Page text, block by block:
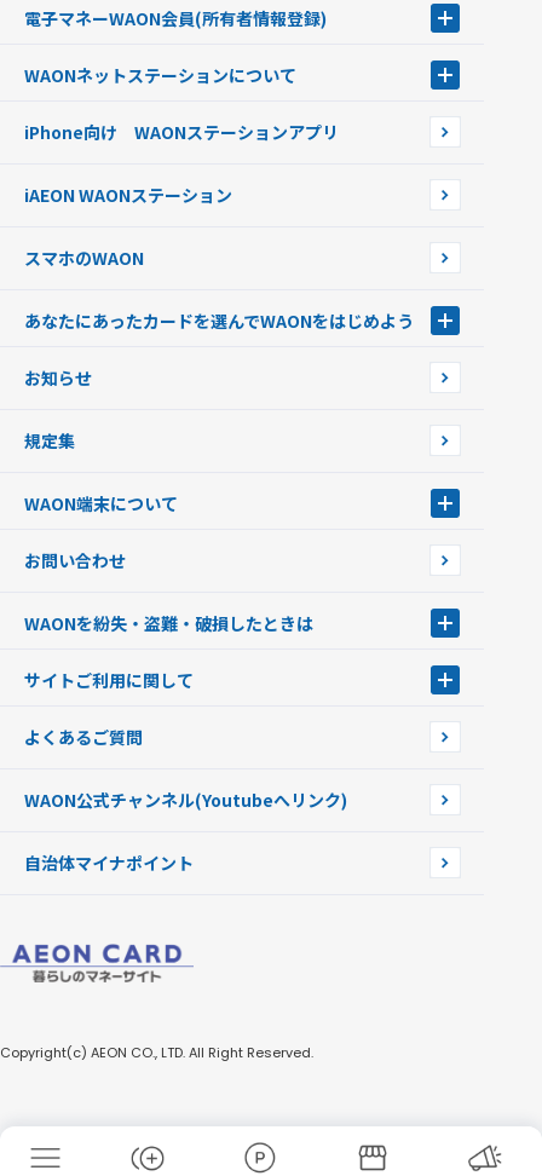
現金でチャージする
銀行口座・ATMからチャージする
オートチャージ
ポイントからチャージする
チャージ上限金額の変更について
電子マネーWAON会員(所有者情報登録)
WAON POINTサービス会員登録に伴う個人データの共同利用のお知
WAONネットステーションについて
WAONネットステーションWAON端末について
iPhone向け WAONステーションアプリ
iAEON WAONステーション
スマホのWAON
あなたにあったカードを選んでWAONをはじめよう
フードバンク応援WAON
ご当地WAON
G.G WAON
WAONカード・WAONカードプラス
モバイルWAON
提携WAONカード
お知らせ
規定集
WAON端末について
WAONネットステーション
新型WAONステーション
WAONチャージャーmini
お問い合わせ
WAONを紛失・盗難・破損したときは
WAONカードの拾得について
サイトご利用に関して
企業情報
よくあるご質問
WAON公式チャンネル(Youtubeへリンク)
自治体マイナポイント
Copyright(c) AEON CO., LTD. All Right Reserved.